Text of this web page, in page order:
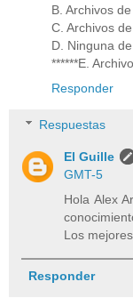
B. Archivos
C. Archivos
D. Ninguna
******E.
Responder
Respuestas
El Guille
GMT-5
Hola Alex
Los
Responder